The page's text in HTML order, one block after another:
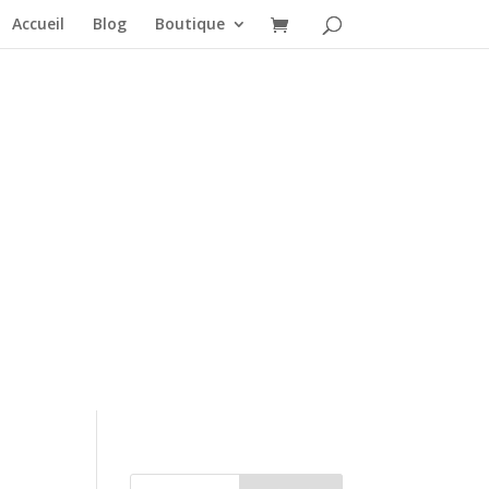
Accueil Blog Boutique